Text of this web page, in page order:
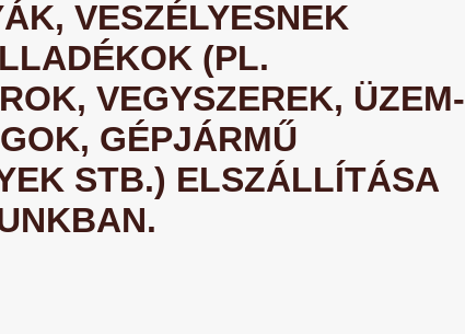
VESZÉLYESNEK
(PL.
VEGYSZEREK, ÜZEM-
GÉPJÁRMŰ
STB.) ELSZÁLLÍTÁSA